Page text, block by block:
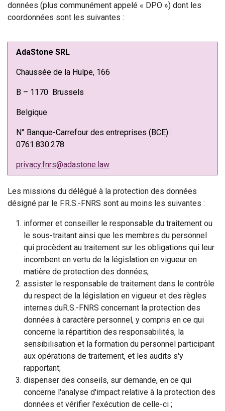
données (plus communément appelé « DPO ») dont les
coordonnées sont les suivantes :
AdaStone SRL
Chaussée de la Hulpe, 166
B – 1170 Brussels
Belgique
N° Banque-Carrefour des entreprises (BCE) :
0761.830.278.
privacy.fnrs@adastone.law
Les missions du délégué à la protection des données
désigné par le F.R.S.-FNRS sont au moins les suivantes :
informer et conseiller le responsable du traitement ou
le sous-traitant ainsi que les membres du personnel
qui procèdent au traitement sur les obligations qui leur
incombent en vertu de la législation en vigueur en
matière de protection des données;
assister le responsable de traitement dans le contrôle
du respect de la législation en vigueur et des règles
internes duR.S.-FNRS concernant la protection des
données à caractère personnel, y compris en ce qui
concerne la répartition des responsabilités, la
sensibilisation et la formation du personnel participant
aux opérations de traitement, et les audits s'y
rapportant;
dispenser des conseils, sur demande, en ce qui
concerne l'analyse d'impact relative à la protection des
données et vérifier l'exécution de celle-ci ;